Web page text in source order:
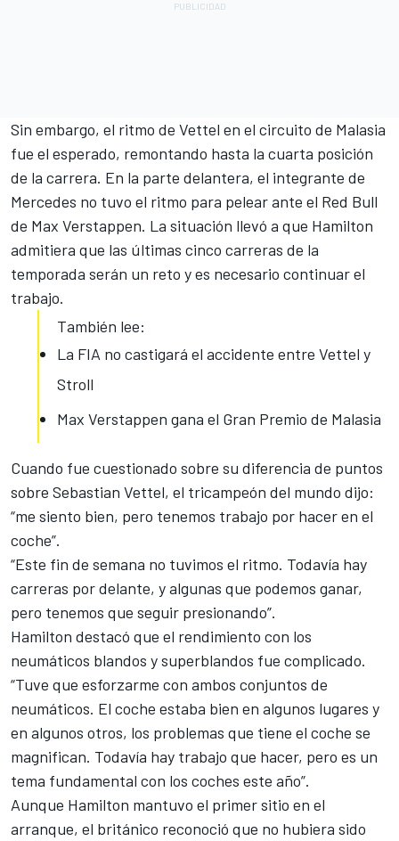
Sin embargo, el ritmo de Vettel en el circuito de Malasia
fue el esperado, remontando hasta la cuarta posición
de la carrera. En la parte delantera, el integrante de
Mercedes no tuvo el ritmo para pelear ante el Red Bull
de Max Verstappen. La situación llevó a que Hamilton
admitiera que las últimas cinco carreras de la
temporada serán un reto y es necesario continuar el
trabajo.
También lee:
La FIA no castigará el accidente entre Vettel y
Stroll
Max Verstappen gana el Gran Premio de Malasia
Cuando fue cuestionado sobre su diferencia de puntos
sobre Sebastian Vettel, el tricampeón del mundo dijo:
“me siento bien, pero tenemos trabajo por hacer en el
coche”.
“Este fin de semana no tuvimos el ritmo. Todavía hay
carreras por delante, y algunas que podemos ganar,
pero tenemos que seguir presionando”.
Hamilton destacó que el rendimiento con los
neumáticos blandos y superblandos fue complicado.
“Tuve que esforzarme con ambos conjuntos de
neumáticos. El coche estaba bien en algunos lugares y
en algunos otros, los problemas que tiene el coche se
magnifican. Todavía hay trabajo que hacer, pero es un
tema fundamental con los coches este año”.
Aunque Hamilton mantuvo el primer sitio en el
arranque, el británico reconoció que no hubiera sido